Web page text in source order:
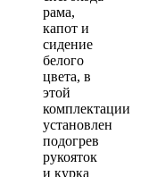
рама,
капот и
сидение
белого
цвета, в
этой
комплектации
установлен
подогрев
рукояток
и курка